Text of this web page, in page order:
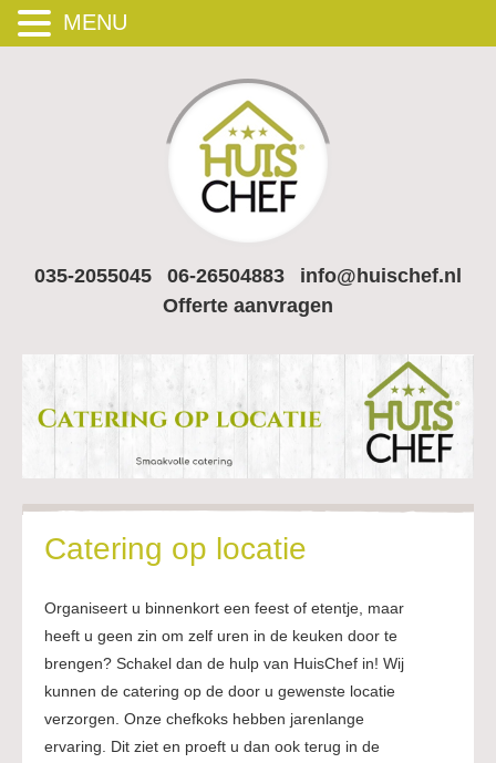
035-2055045 06-26504883
info@huischef.nl
Offerte aanvragen
Catering op locatie
Organiseert u binnenkort een feest of etentje, maar
heeft u geen zin om zelf uren in de keuken door te
brengen? Schakel dan de hulp van HuisChef in! Wij
kunnen de catering op de door u gewenste locatie
verzorgen. Onze chefkoks hebben jarenlange
ervaring. Dit ziet en proeft u dan ook terug in de
MENU